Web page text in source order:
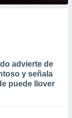
advierte de
y señala
puede llover